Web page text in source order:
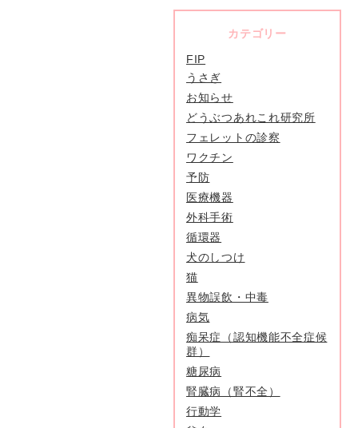
カテゴリー
FIP
うさぎ
お知らせ
どうぶつあれこれ研究所
フェレットの診察
ワクチン
予防
医療機器
外科手術
循環器
犬のしつけ
猫
異物誤飲・中毒
病気
痴呆症（認知機能不全症候
群）
糖尿病
腎臓病（腎不全）
行動学